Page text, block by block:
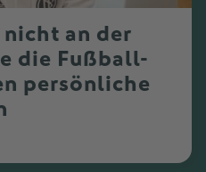
nicht an der
die Fußball-
persönliche